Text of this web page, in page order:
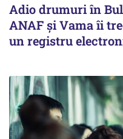
Adio drumuri în
ANAF și Vama îi
un registru